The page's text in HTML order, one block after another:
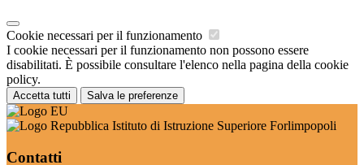
Cookie necessari per il funzionamento
I cookie necessari per il funzionamento non possono essere
disabilitati. È possibile consultare l'elenco nella pagina della cookie
policy.
Accetta tutti Salva le preferenze
Istituto di Istruzione Superiore Forlimpopoli
Contatti